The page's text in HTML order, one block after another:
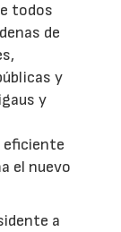
todos
de
y
y
eficiente
el nuevo
a